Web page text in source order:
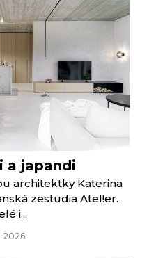
a japandi
architektky Katerina
zestudia Atel!er.
i...
2026